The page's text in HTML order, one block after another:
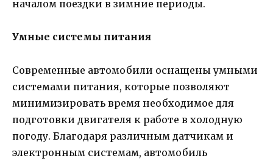
началом поездки в зимние периоды.
Умные системы питания
Современные автомобили оснащены умными
системами питания, которые позволяют
минимизировать время необходимое для
подготовки двигателя к работе в холодную
погоду. Благодаря различным датчикам и
электронным системам, автомобиль